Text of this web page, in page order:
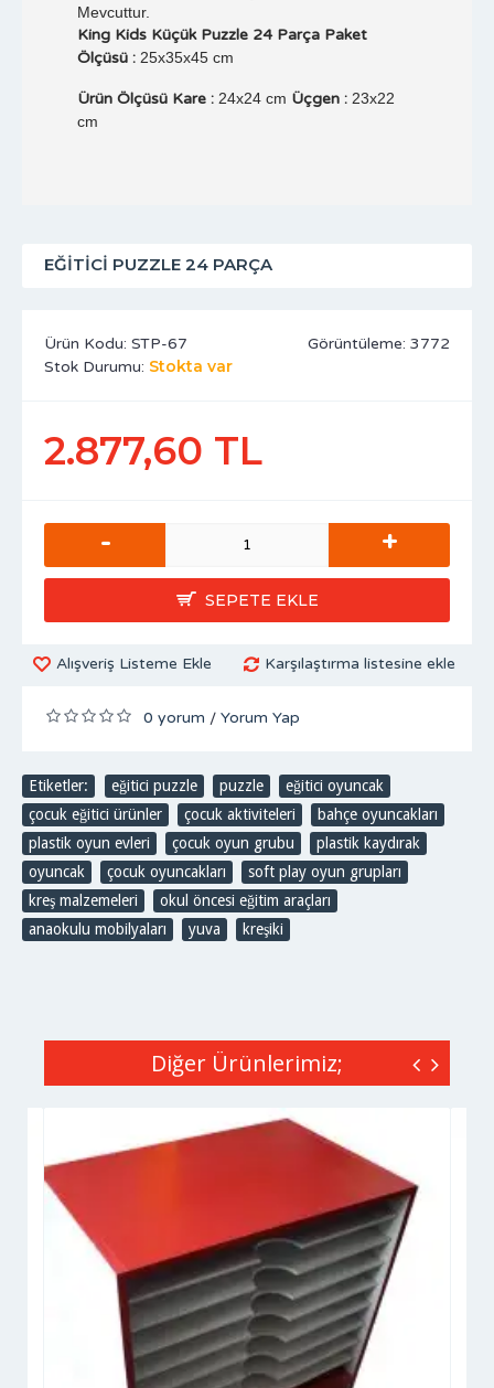
Mevcuttur.
King Kids Küçük Puzzle 24 Parça Paket
Ölçüsü : 25x35x45 cm
Ürün Ölçüsü Kare : 24x24 cm Üçgen : 23x22
cm
EĞITICI PUZZLE 24 PARÇA
Görüntüleme: 3772
Ürün Kodu: STP-67
Stok Durumu: Stokta var
2.877,60 TL
- +
SEPETE EKLE
Alışveriş Listeme Ekle Karşılaştırma listesine ekle
0 yorum / Yorum Yap
Etiketler: eğitici puzzle puzzle eğitici oyuncak
çocuk eğitici ürünler
çocuk aktiviteleri bahçe oyuncakları
plastik oyun evleri
çocuk oyun grubu plastik kaydırak
oyuncak
çocuk oyuncakları soft play oyun grupları
kreş malzemeleri
okul öncesi eğitim araçları
anaokulu mobilyaları
yuva kreşiki
Diğer Ürünlerimiz;